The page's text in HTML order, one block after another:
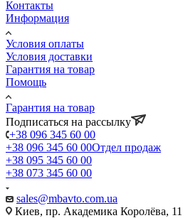
Контакты
Информация
Условия оплаты
Условия доставки
Гарантия на товар
Помощь
Гарантия на товар
Подписаться на рассылку
+38 096 345 60 00
+38 096 345 60 00Отдел продаж
+38 095 345 60 00
+38 073 345 60 00
sales@mbavto.com.ua
Киев, пр. Академика Королёва, 11